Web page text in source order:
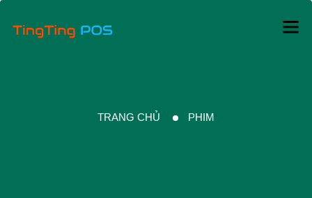
TRANG CHỦ PHIM